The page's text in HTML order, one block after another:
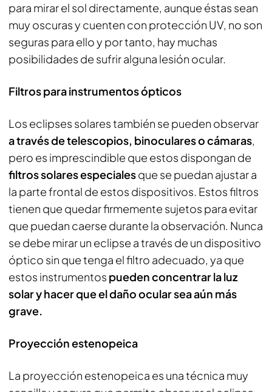
para mirar el sol directamente, aunque éstas sean
muy oscuras y cuenten con protección UV, no son
seguras para ello y por tanto, hay muchas
posibilidades de sufrir alguna lesión ocular.
Filtros para instrumentos ópticos
Los eclipses solares también se pueden observar
a través de telescopios, binoculares o cámaras,
pero es imprescindible que estos dispongan de
filtros solares especialesque se puedan ajustar a
la parte frontal de estos dispositivos. Estos filtros
tienen que quedar firmemente sujetos para evitar
que puedan caerse durante la observación. Nunca
se debe mirar un eclipse a través de un dispositivo
óptico sin que tenga el filtro adecuado, ya que
estos instrumentos pueden concentrar la luz
solar y hacer que el daño ocular sea aún más
grave.
Proyección estenopeica
La proyección estenopeica es una técnica muy